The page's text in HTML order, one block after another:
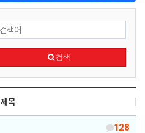
검색
제목
128